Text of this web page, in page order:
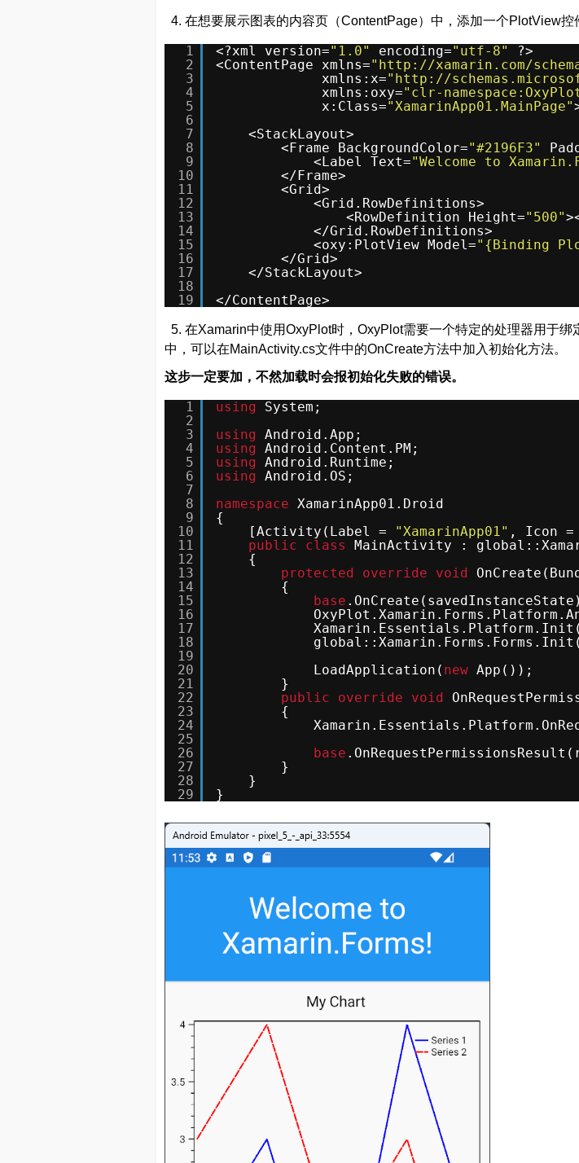
4. 在想要展示图表的内容页（ContentPage）中，添加一个PlotView控
1
2
3
4
5
6
7
8
9
10
11
12
13
14
15
16
17
18
19
<?xml version="1.0" encoding="utf-8"
?>
<ContentPage xmlns="http://xamarin.com/
xmlns:x="http://
xmlns:oxy="clr-
x:Class="XamarinApp01.MainPage"
<StackLayout>
<Frame BackgroundColor="#2196F3"
<Label Text="Welcome to
</Frame>
<Grid>
<Grid.RowDefinitions>
<RowDefinition Height="500"
</Grid.RowDefinitions>
<oxy:PlotView Model="{Binding
</Grid>
</StackLayout>
</ContentPage>
5. 在Xamarin中使用OxyPlot时，OxyPlot需要一个特定的处理器用于绑
中，可以在MainActivity.cs文件中的OnCreate方法中加入初始化方法。
这步一定要加，不然加载时会报初始化失败的错误。
1
2
3
4
5
6
7
8
9
10
11
12
13
14
15
16
17
18
19
20
21
22
23
24
25
26
27
28
29
using
System;
using Android.App;
using Android.Content.PM;
using Android.Runtime;
using Android.OS;
namespace XamarinApp01.Droid
{
[Activity(Label =
"XamarinApp01" , Icon =
public
class
MainActivity :
{
protected
override void
{
base
Xamarin.Essentials.Platform.Init(
global::Xamarin.Forms.Forms.Init(
LoadApplication( new App());
}
public
override void
{
base
}
}
}